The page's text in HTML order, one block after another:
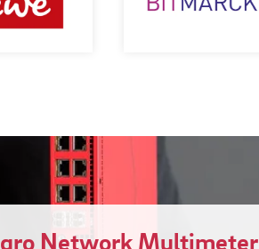
Network Multimeter